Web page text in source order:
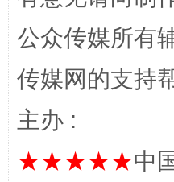
网上购药对药下
公众传媒所有
传媒网的支持
主办 :
★★★★★中